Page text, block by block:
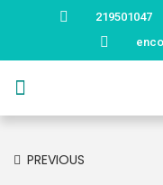
219501047
PREVIOUS